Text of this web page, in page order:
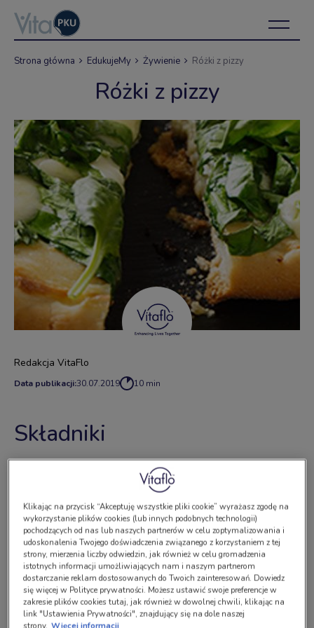
Strona główna EdukujeMy Żywienie Różki z pizzy
Różki z pizzy
Data publikacji:30.07.2019 10 min
Redakcja VitaFlo
Składniki
babka płesznik 5 g,
drożdże suche 5 g,
mąka glutenex 240 g,
zioła prowansalskie 2 g,
oliwa z oliwek 5 g,
Klikając na przycisk “Akceptuję wszystkie pliki cookie” wyrażasz zgodę na
wykorzystanie plików cookies (lub innych podobnych technologii)
pochodzących od nas lub naszych partnerów w celu zoptymalizowania i
udoskonalenia Twojego doświadczenia związanego z korzystaniem z tej
strony, mierzenia liczby odwiedzin, jak również w celu gromadzenia
istotnych informacji umożliwiających nam i naszym partnerom
dostarczanie reklam dostosowanych do Twoich zainteresowań. Dowiedz
się więcej w Polityce prywatności. Możesz ustawić swoje preferencje w
zakresie plików cookies tutaj, jak również w dowolnej chwili, klikając na
link "Ustawienia Prywatności", znajdujący się na dole naszej